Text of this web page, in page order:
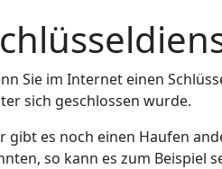
Sie im Internet einen
sich geschlossen wurde.
gibt es noch einen Haufen
so kann es zum Beispiel